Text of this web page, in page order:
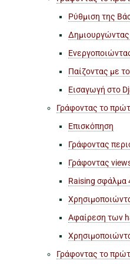
Ρύθμιση της
Παίζοντας με
Εισαγωγή στο
Γράφοντας το
Επισκόπηση
Γράφοντας
Γράφοντας
Raising σφάλμα
Αφαίρεση των
Γράφοντας το